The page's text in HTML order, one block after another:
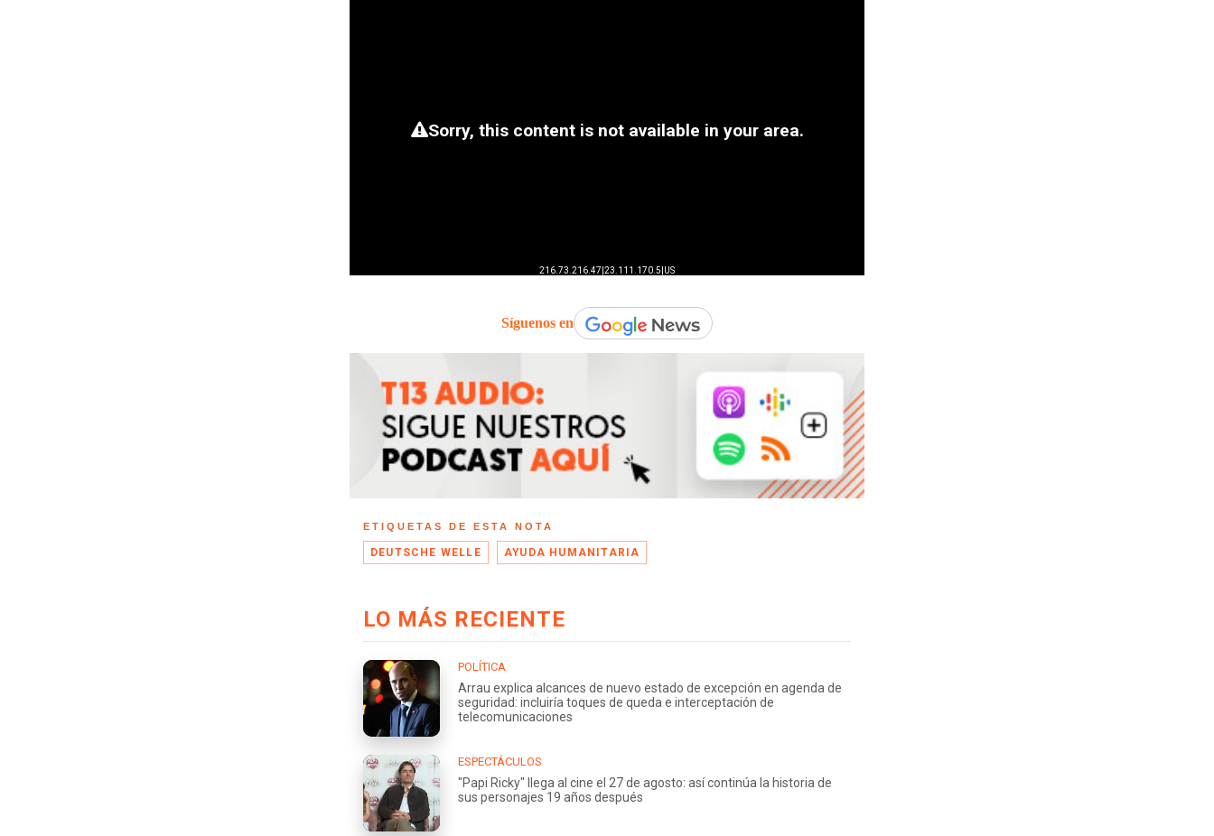
Síguenos en
ETIQUETAS DE ESTA NOTA
DEUTSCHE WELLE AYUDA HUMANITARIA
LO MÁS RECIENTE
POLÍTICA
Arrau explica alcances de nuevo estado de excepción en agenda de
seguridad: incluiría toques de queda e interceptación de
telecomunicaciones
ESPECTÁCULOS
"Papi Ricky" llega al cine el 27 de agosto: así continúa la historia de
sus personajes 19 años después